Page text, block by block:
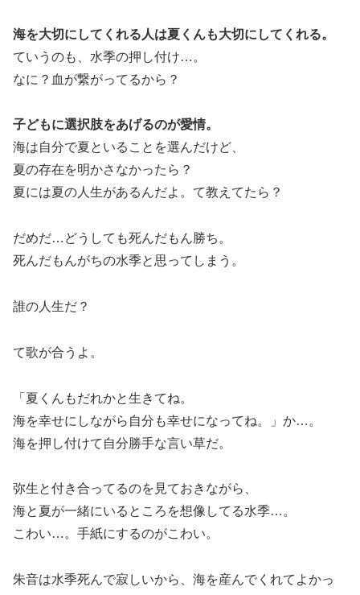
海を大切にしてくれる人は夏くんも大切にしてくれる。
ていうのも、水季の押し付け…。
なに？血が繋がってるから？
子どもに選択肢をあげるのが愛情。
海は自分で夏といることを選んだけど、
夏の存在を明かさなかったら？
夏には夏の人生があるんだよ。て教えてたら？
だめだ…どうしても死んだもん勝ち。
死んだもんがちの水季と思ってしまう。
誰の人生だ？
て歌が合うよ。
「夏くんもだれかと生きてね。
海を幸せにしながら自分も幸せになってね。」か…。
海を押し付けて自分勝手な言い草だ。
弥生と付き合ってるのを見ておきながら、
海と夏が一緒にいるところを想像してる水季…。
こわい…。手紙にするのがこわい。
朱音は水季死んで寂しいから、海を産んでくれてよかっ